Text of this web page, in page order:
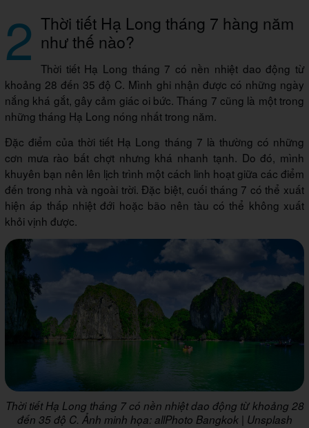
2 Thời tiết Hạ Long tháng 7 hàng năm
như thế nào?
Thời tiết Hạ Long tháng 7 có nền nhiệt dao động từ
khoảng 28 đến 35 độ C. Mình ghi nhận được có những ngày
nắng khá gắt, gây cảm giác oi bức. Tháng 7 cũng là một trong
những tháng Hạ Long nóng nhất trong năm.
Đặc điểm của thời tiết Hạ Long tháng 7 là thường có những
cơn mưa rào bất chợt nhưng khá nhanh tạnh. Do đó, mình
khuyên bạn nên lên lịch trình một cách linh hoạt giữa các điểm
đến trong nhà và ngoài trời. Đặc biệt, cuối tháng 7 có thể xuất
hiện áp thấp nhiệt đới hoặc bão nên tàu có thể không xuất
khỏi vịnh được.
Thời tiết Hạ Long tháng 7 có nền nhiệt dao động từ khoảng 28
đến 35 độ C. Ảnh minh họa: allPhoto Bangkok | Unsplash